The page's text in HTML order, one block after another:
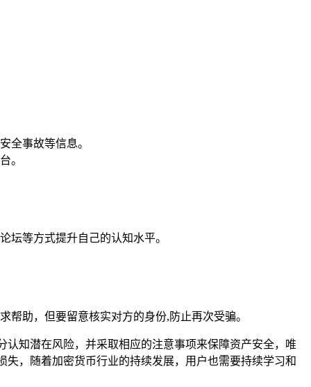
全事故等信息。
。
坛等方式提升自己的认知水平。
助，但要留意核实对方的身份,防止再次受骗。
知潜在风险，并采取相应的注意事项来保障资产安全，唯
，随着加密货币行业的持续发展，用户也需要持续学习和